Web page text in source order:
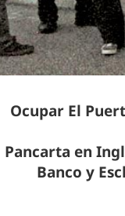
Ocupar El
Pancarta en
Banco y